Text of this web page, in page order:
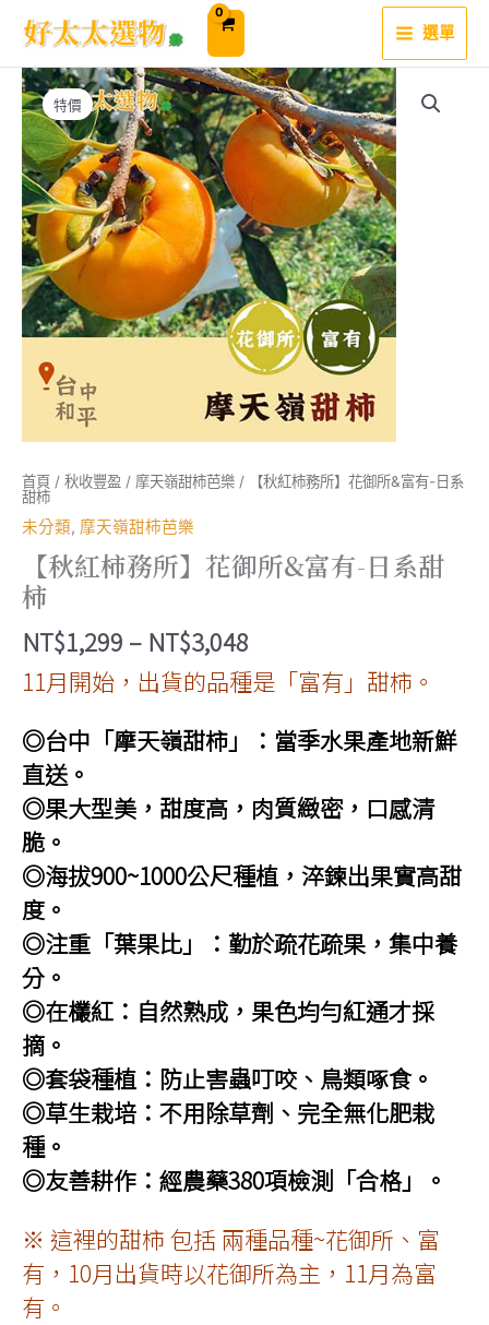
內
選單
特價
首頁 / 秋收豐盈 / 摩天嶺甜柿芭樂 / 【秋紅柿務所】花御所&富有-日系
甜柿
未分類, 摩天嶺甜柿芭樂
【秋紅柿務所】花御所&富有-日系甜
柿
NT$1,299 – NT$3,048
格
圍：
到
11月開始，出貨的品種是「富有」甜柿。
◎台中「摩天嶺甜柿」：當季水果產地新鮮
直送。
◎果大型美，甜度高，肉質緻密，口感清
脆。
◎海拔900~1000公尺種植，淬鍊出果實高甜
度。
◎注重「葉果比」：勤於疏花疏果，集中養
分。
◎在欉紅：自然熟成，果色均勻紅通才採
摘。
◎套袋種植：防止害蟲叮咬、鳥類啄食。
◎草生栽培：不用除草劑、完全無化肥栽
種。
◎友善耕作：經農藥380項檢測「合格」。
※ 這裡的甜柿 包括 兩種品種~花御所、富
有，10月出貨時以花御所為主，11月為富
有。